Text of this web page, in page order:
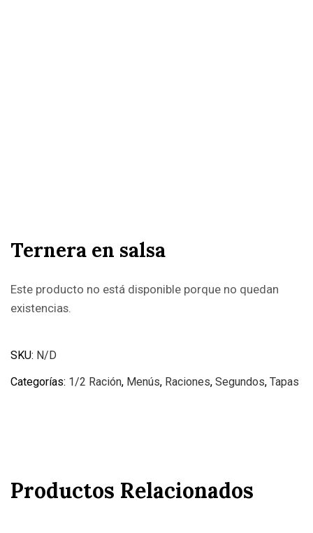
Ternera en salsa
Este producto no está disponible porque no quedan
existencias.
SKU: N/D
Categorías: 1/2 Ración, Menús, Raciones, Segundos, Tapas
Productos Relacionados